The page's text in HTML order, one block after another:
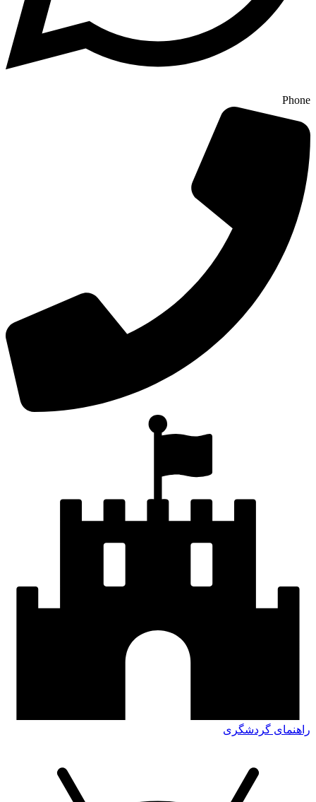
Phone
راهنمای گردشگری